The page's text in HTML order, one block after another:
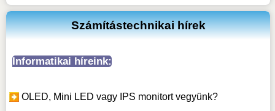
Számítástechnikai hírek
Informatikai híreink:
OLED, Mini LED vagy IPS monitort vegyünk?